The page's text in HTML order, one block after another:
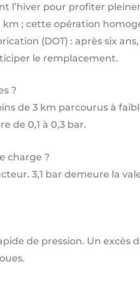
l’hiver pour profiter
; cette opération
(DOT) : après six
le remplacement.
?
de 3 km parcourus à
de 0,1 à 0,3 bar.
charge ?
3,1 bar demeure la
de pression. Un excès